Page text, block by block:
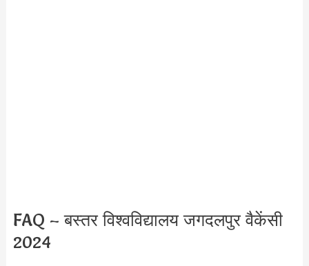
FAQ – बस्तर विश्वविद्यालय जगदलपुर वैकेंसी
2024